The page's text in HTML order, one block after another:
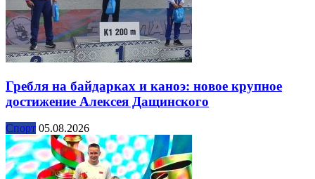
Гребля на байдарках и каноэ: новое крупное
достижение Алексея Дащинского
Спорт 05.08.2026